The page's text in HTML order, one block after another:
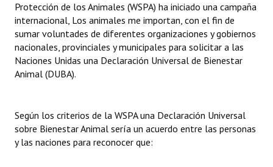
Protección de los Animales (WSPA) ha iniciado una campaña
internacional, Los animales me importan, con el fin de
sumar voluntades de diferentes organizaciones y gobiernos
nacionales, provinciales y municipales para solicitar a las
Naciones Unidas una Declaración Universal de Bienestar
Animal (DUBA).
Según los criterios de la WSPA una Declaración Universal
sobre Bienestar Animal sería un acuerdo entre las personas
y las naciones para reconocer que: